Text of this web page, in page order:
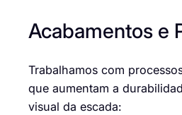
Acabamentos e
Trabalhamos com
que aumentam a
visual da escada: